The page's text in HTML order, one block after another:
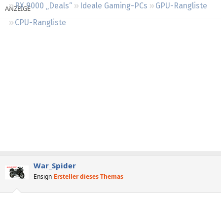
RX 9000 „Deals“
Ideale Gaming-PCs
GPU-Rangliste
CPU-Rangliste
War_Spider
Ensign Ersteller dieses Themas